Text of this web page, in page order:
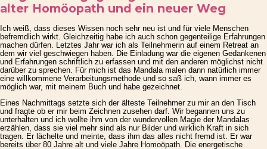
alter Homöopath und ein neuer Weg
Ich weiß, dass dieses Wissen noch sehr neu ist und für viele Menschen
befremdlich wirkt. Gleichzeitig habe ich auch schon gegenteilige Erfahrungen
machen dürfen. Letztes Jahr war ich als Teilnehmerin auf einem Retreat an
dem wir viel geschwiegen haben. Die Einladung war die eigenen Gedankenen
und Erfahrungen schriftlich zu erfassen und mit den anderen möglichst nicht
darüber zu sprechen. Für mich ist das Mandala malen dann natürlich immer
eine willkommene Verarbeitungsmethode und so saß ich, wann immer es
möglich war, mit meinem Buch und habe gezeichnet.
Eines Nachmittags setzte sich der älteste Teilnehmer zu mir an den Tisch
und fragte ob er mir beim Zeichnen zusehen darf. Wir begannen uns zu
unterhalten und ich wollte ihm von der wundervollen Magie der Mandalas
erzählen, dass sie viel mehr sind als nur Bilder und wirklich Kraft in sich
tragen. Er lächelte und meinte, dass ihm das alles nicht fremd ist. Er war
bereits über 80 Jahre alt und viele Jahre Homoöpath. Die energetische